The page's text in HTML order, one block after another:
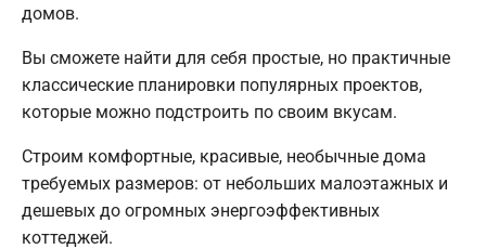
домов.
Вы сможете найти для себя простые, но практичные
классические планировки популярных проектов,
которые можно подстроить по своим вкусам.
Строим комфортные, красивые, необычные дома
требуемых размеров: от небольших малоэтажных и
дешевых до огромных энергоэффективных
коттеджей.